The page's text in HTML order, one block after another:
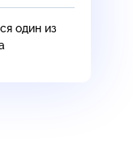
один из